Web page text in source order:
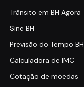
Trânsito em BH Agora
Sine BH
Previsão do Tempo BH
Calculadora de IMC
Cotação de moedas